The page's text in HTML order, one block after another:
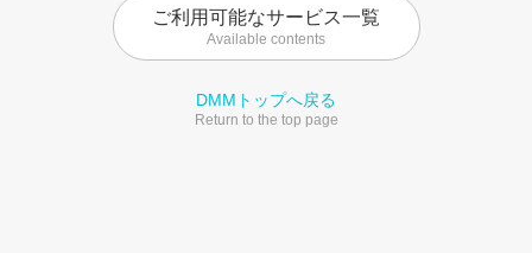
ご利用可能なサービス一覧
Available contents
DMMトップへ戻る
Return to the top page